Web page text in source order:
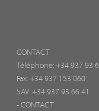
CONTACT
Téléphone: +34 937 93
Fax: +34 937 153 060
SAV: +34 937 93 66 41
- CONTACT